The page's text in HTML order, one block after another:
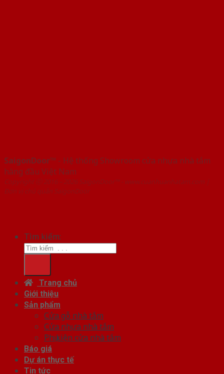
SaigonDoor™ - Hệ thống Showroom cửa nhựa nhà tắm
hàng đầu Việt Nam
Copyright ⓒ 2016 – 2026 SaigonDoor™ - www.cuanhuanhatam.com |
Đơn vị chủ quản SaigonDoor
Tìm kiếm:
Trang chủ
Giới thiệu
Sản phẩm
Cửa gỗ nhà tắm
Cửa nhựa nhà tắm
Phụ kiện cửa nhà tắm
Báo giá
Dự án thực tế
Tin tức